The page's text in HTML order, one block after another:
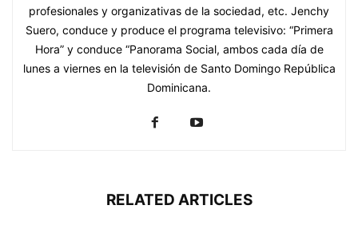
profesionales y organizativas de la sociedad, etc. Jenchy
Suero, conduce y produce el programa televisivo: “Primera
Hora” y conduce “Panorama Social, ambos cada día de
lunes a viernes en la televisión de Santo Domingo República
Dominicana.
RELATED ARTICLES